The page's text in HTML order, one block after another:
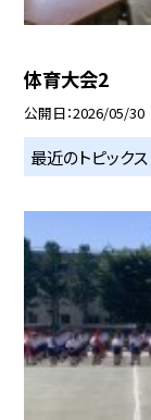
体育大会2
公開日 2026/05/30
最近のトピックス